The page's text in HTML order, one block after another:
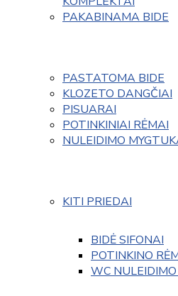
PAKABINAMA BIDE
PASTATOMA BIDE
KLOZETO DANGČIAI
PISUARAI
POTINKINIAI RĖMAI
NULEIDIMO
KITI PRIEDAI
BIDĖ SIFONAI
POTINKINO
WC